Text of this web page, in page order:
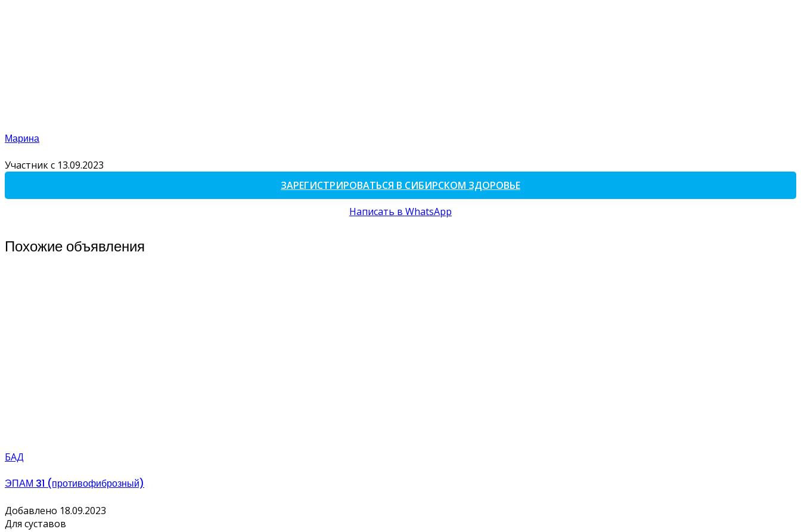
Марина
Участник с 13.09.2023
ЗАРЕГИСТРИРОВАТЬСЯ В СИБИРСКОМ ЗДОРОВЬЕ
Написать в WhatsApp
Похожие объявления
БАД
ЭПАМ 31 (противофиброзный)
Добавлено 18.09.2023
Для суставов